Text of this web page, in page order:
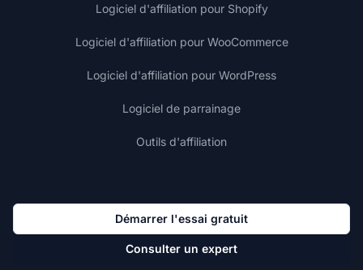
Logiciel d'affiliation pour Shopify
Logiciel d'affiliation pour WooCommerce
Logiciel d'affiliation pour WordPress
Logiciel de parrainage
Outils d'affiliation
Démarrer l'essai gratuit
Consulter un expert